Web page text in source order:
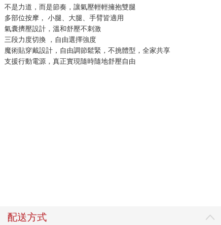
不是力道，而是節奏，讓氣壓輕輕擁抱雙腿
多部位按摩， 小腿、大腿、手臂皆適用
氣囊擠壓設計，溫和舒壓不刺激
三段力度切換 ，自由選擇強度
魔術貼穿戴設計，自由調節鬆緊，不挑體型，全家共享
支援行動電源，真正實現隨時隨地舒壓自由
配送方式